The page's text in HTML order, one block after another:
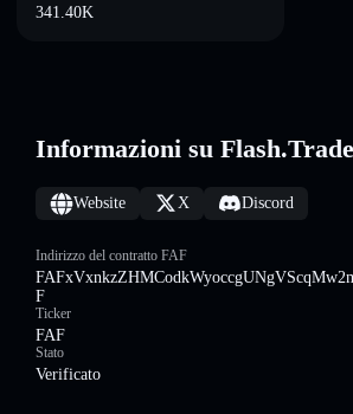
341.40K
Informazioni su
Website X Discord
Indirizzo del contratto FAF
F
Ticker
FAF
Stato
Verificato